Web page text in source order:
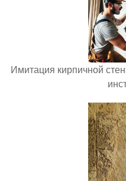
Имитация кирпичной